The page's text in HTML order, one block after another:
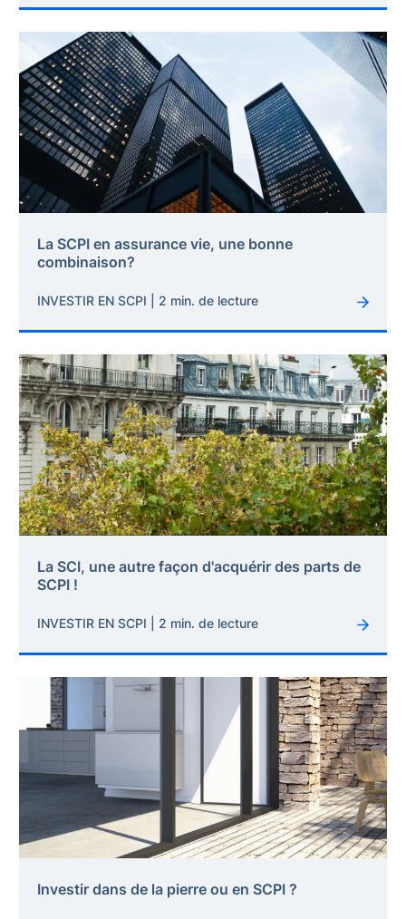
La SCPI en assurance vie, une bonne
combinaison?
INVESTIR EN SCPI | 2 min. de lecture
La SCI, une autre façon d'acquérir des parts de
SCPI !
INVESTIR EN SCPI | 2 min. de lecture
Investir dans de la pierre ou en SCPI ?